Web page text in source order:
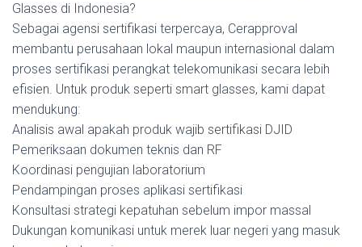
Glasses di Indonesia?
Sebagai agensi sertifikasi terpercaya, Cerapproval
membantu perusahaan lokal maupun internasional dalam
proses sertifikasi perangkat telekomunikasi secara lebih
efisien. Untuk produk seperti smart glasses, kami dapat
mendukung:
Analisis awal apakah produk wajib sertifikasi DJID
Pemeriksaan dokumen teknis dan RF
Koordinasi pengujian laboratorium
Pendampingan proses aplikasi sertifikasi
Konsultasi strategi kepatuhan sebelum impor massal
Dukungan komunikasi untuk merek luar negeri yang masuk